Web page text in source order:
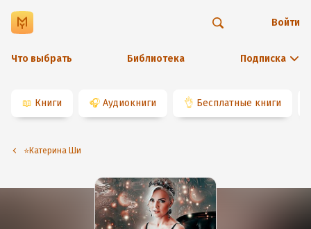
Что выбрать Библиотека Подписка
Войти
📖 Книги 🎧 Аудиокниги 👌 Бесплатные книги
⭐️Катерина Ши